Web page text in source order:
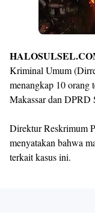
Kriminal Umum
menangkap 10 orang
Makassar dan DPRD
Direktur Reskrimum
menyatakan bahwa
terkait kasus ini.